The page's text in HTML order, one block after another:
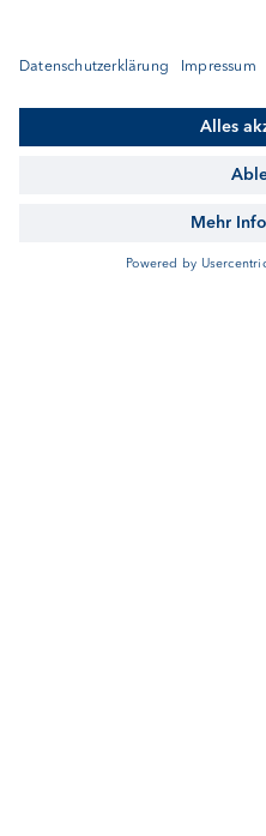
«Unsere Sicht im August»
Unsere Sicht